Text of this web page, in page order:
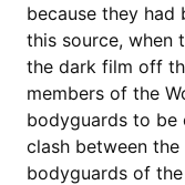
because they
this source, when
the dark film off
members of the
bodyguards to be
clash between
bodyguards of